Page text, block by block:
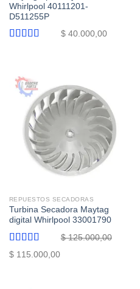
Whirlpool 40111201-
D511255P
$40.000,00
REPUESTOS SECADORAS
Turbina Secadora Maytag
digital Whirlpool 33001790
Valorado
con
de
$125.000,00
El
$115.000,00El